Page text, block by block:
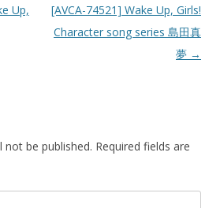
Up,
[AVCA-74521] Wake Up, Girls!
Character song series 島田真
夢 →
not be published. Required fields are